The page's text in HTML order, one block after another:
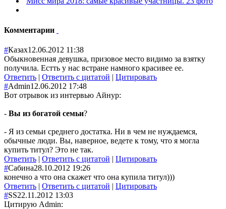
Комментарии
#Казах12.06.2012 11:38
Обыкновенная девушка, призовое место видимо за взятку
получила. Естть у нас встране намного красивее ее.
Ответить | Ответить с цитатой | Цитировать
#Admin12.06.2012 17:48
Вот отрывок из интервью Айнур:
- Вы из богатой семьи?
- Я из семьи среднего достатка. Ни в чем не нуждаемся,
обычные люди. Вы, наверное, ведете к тому, что я могла
купить титул? Это не так.
Ответить | Ответить с цитатой | Цитировать
#Сабина28.10.2012 19:26
конечно а что она скажет что она купила титул)))
Ответить | Ответить с цитатой | Цитировать
#SS22.11.2012 13:03
Цитирую Admin: